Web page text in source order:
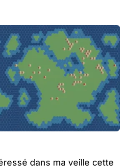
dans ma veille cette